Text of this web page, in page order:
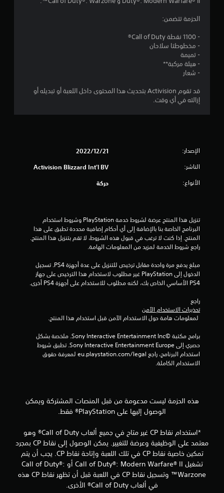
5
ن
م
إ
ج
م
ا
2
1
ن
ا
ل
ت
الحزمة تتضمن:
- 1100 نقطة Call of Duty®
- مخطوطتا سلاحان
- تميمة
- هيئة مركبة**
- شعار
قد تقوم Activision بتحديث هذا المحتوى داخل اللعبة أو تبديله أو
إزالته في أي وقت.
الإصدار: 21‏/12‏/2022
الناشر: Activision Blizzard Int'l BV
الأنواع: حركة
راجع شروط الخدمة لمزيد من المعلومات الهامة.
PS4 الأساسي الخاص بك، لكنه مطلوب للاستخدام على أجهزة PS4 أخرى.
راجع
تحذيرات الاستخدام الآمن
الاستخدام الكاملة.
هذه الحزمة ليست مدعومة من قبل المنصات المشتركة ويمكن
الوصول إليها على PlayStation® فقط.
*استخدام نقاط CP غير متاح في جميع ألعاب Call of Duty® وهو
معتمد على الوظيفية وعرضة للتغيير. يمكن الوصول إلى نقاط CP بمجرد
تمكين خاصية نقاط CP في تلك اللعبة وإتاحة نقاط CP. يجب أن يتم
تشغيل Call of Duty®: Modern Warfare® II أو Call of Duty®:
Warzone™ وتسجيل نقاط CP في اللعبة قبل أن تظهر نقاط CP هذه
في ألعاب Call of Duty® الأخرى.